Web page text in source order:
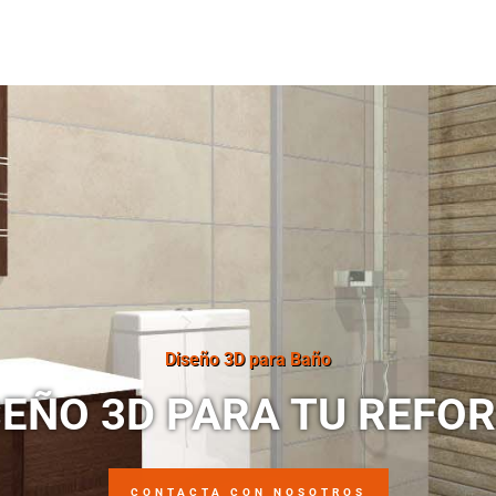
Diseño 3D para Baño
3D PARA TU
CONTACTA CON NOSOTROS